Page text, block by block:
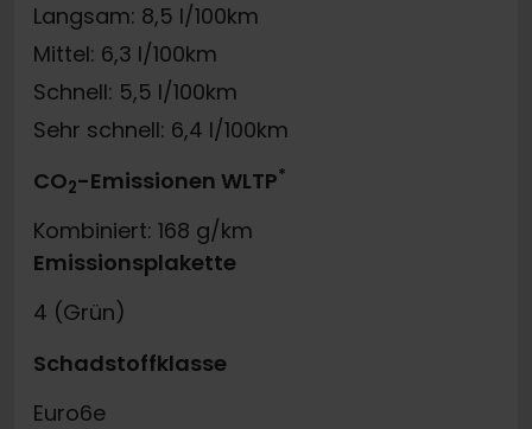
Langsam: 8,5 l/100km
Mittel: 6,3 l/100km
Schnell: 5,5 l/100km
Sehr schnell: 6,4 l/100km
CO2-Emissionen WLTP*
Kombiniert: 168 g/km
Emissionsplakette
4 (Grün)
Schadstoffklasse
Euro6e